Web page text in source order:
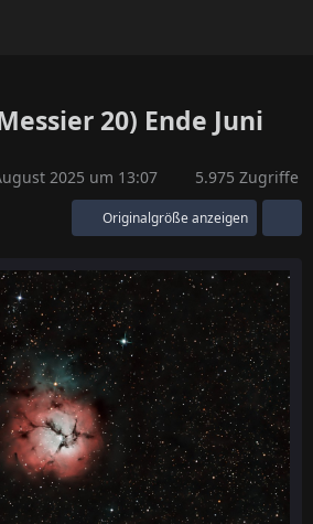
20) Ende Juni
2025 um 13:07 5.975 Zugriffe
Originalgröße anzeigen